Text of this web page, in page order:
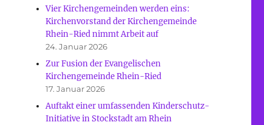
Vier Kirchengemeinden werden eins:
Kirchenvorstand der Kirchengemeinde
Rhein-Ried nimmt Arbeit auf
24. Januar 2026
Zur Fusion der Evangelischen
Kirchengemeinde Rhein-Ried
17. Januar 2026
Auftakt einer umfassenden Kinderschutz-
Initiative in Stockstadt am Rhein